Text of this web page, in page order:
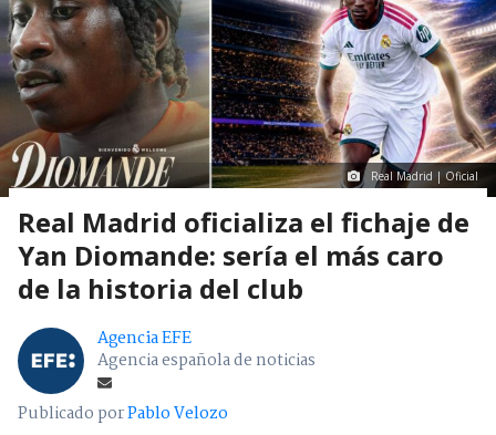
Real Madrid | Oficial
Real Madrid oficializa el fichaje de
Yan Diomande: sería el más caro
de la historia del club
Agencia EFE
Agencia española de noticias
Publicado porPablo Velozo